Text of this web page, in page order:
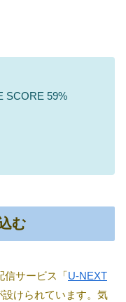
SCORE 59%
む
信サービス「U-NEXT
設けられています。気